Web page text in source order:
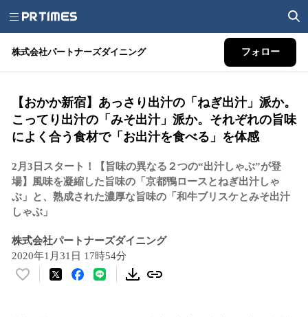
株式会社パートナーズダイニング フォロー
【おかか新宿】あっさり出汁の「ねぎ出汁」派か。
こってり出汁の「みそ出汁」派か。それぞれの旨味
によく合う食材で「お出汁を食べる」を体感
2月3日スタート！【旨味の異なる２つの“出汁しゃぶ”が登
場】風味を凝縮した旨味の「京都鴨ロースとねぎ出汁しゃ
ぶ」と、熟成された濃厚な旨味の「和牛ブリスケとみそ出汁
しゃぶ」
株式会社パートナーズダイニング
2020年1月31日 17時54分
い